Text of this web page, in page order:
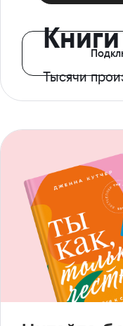
Книги
Тысячи
с доступом